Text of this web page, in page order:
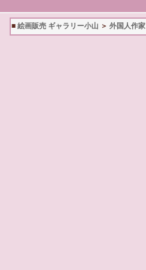
■ 絵画販売 ギャラリー小山 ＞ 外国人作家